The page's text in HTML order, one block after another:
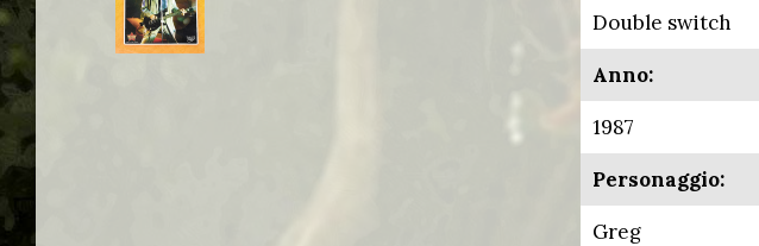
Double switch
Anno:
1987
Personaggio:
Greg